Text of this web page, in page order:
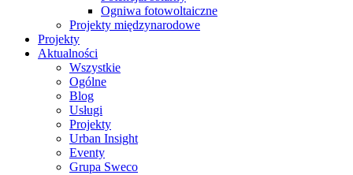
Ogniwa fotowoltaiczne
Projekty międzynarodowe
Projekty
Aktualności
Wszystkie
Ogólne
Blog
Usługi
Projekty
Urban Insight
Eventy
Grupa Sweco